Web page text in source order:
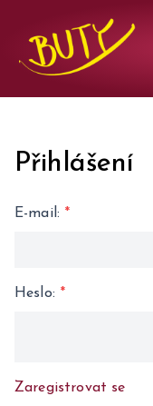
Přihlášení
E-mail : *
Heslo: *
Zaregistrovat se